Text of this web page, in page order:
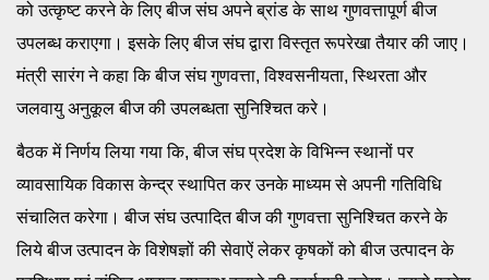
को उत्कृष्ट करने के लिए बीज संघ अपने ब्रांड के साथ गुणवत्तापूर्ण बीज
उपलब्ध कराएगा। इसके लिए बीज संघ द्वारा विस्तृत रूपरेखा तैयार की जाए।
मंत्री सारंग ने कहा कि बीज संघ गुणवत्ता, विश्वसनीयता, स्थिरता और
जलवायु अनुकूल बीज की उपलब्धता सुनिश्चित करे।
बैठक में निर्णय लिया गया कि, बीज संघ प्रदेश के विभिन्न स्थानों पर
व्यावसायिक विकास केन्द्र स्थापित कर उनके माध्यम से अपनी गतिविधि
संचालित करेगा। बीज संघ उत्पादित बीज की गुणवत्ता सुनिश्चित करने के
लिये बीज उत्पादन के विशेषज्ञों की सेवाऐं लेकर कृषकों को बीज उत्पादन के